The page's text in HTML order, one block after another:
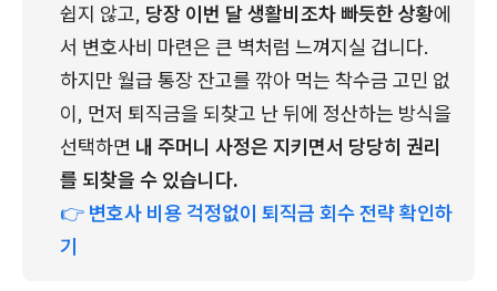
쉽지 않고, 당장 이번 달 생활비조차 빠듯한 상황에
서 변호사비 마련은 큰 벽처럼 느껴지실 겁니다.
하지만 월급 통장 잔고를 깎아 먹는 착수금 고민 없
이, 먼저 퇴직금을 되찾고 난 뒤에 정산하는 방식을
선택하면 내 주머니 사정은 지키면서 당당히 권리
를 되찾을 수 있습니다.
👉 변호사 비용 걱정없이 퇴직금 회수 전략 확인하
기